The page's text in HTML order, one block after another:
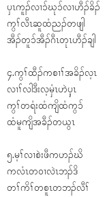
ၦၤကူၣ်လၢ၁်ဃု၁်လၢဟီၣ်ခိၣ်
ကွၢ်လီၤဆူထံညၣ်တဖျါ
အီၣ်တူ၁်အီၣ်ဂီၤတုၤဟီၣ်ချါ
၄.ကွၢ်ထီၣ်ကစၢၢ်အခိၣ်လ့ၤ
လၢၢ်လါဒီးလ့မှံၤဟဲၦ့ၤ
ကွၢ်တရံးထံကျိထံကွ၁်
ထံမူကျိအခီၣ်တယွၤ
၅.မ့ၢ်လၢစဲးဖီကဟၣ်ဃိ
ကလံၤတဝၢလဲၤဘၣ်ဒိ
တၢ်ကိၢ်တစူၤတဘၣ်လီၢ်